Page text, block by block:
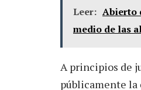
Leer: Abierto
medio de las
A principios de
públicamente